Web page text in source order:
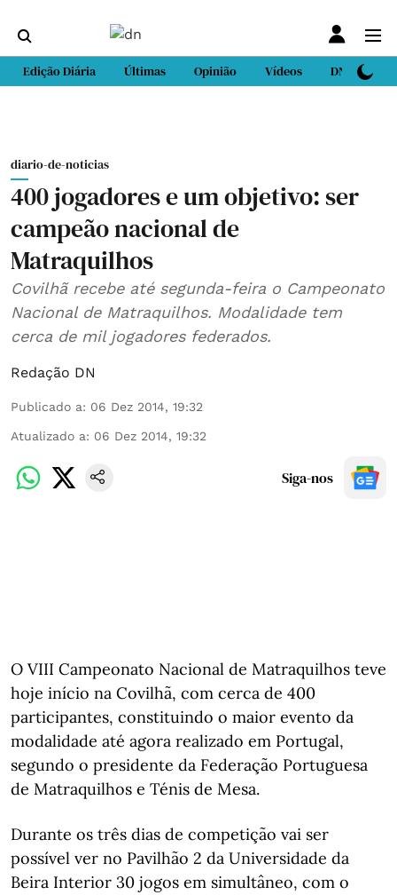
Edição Diária Últimas Opinião Vídeos DN Sport
diario-de-noticias
400 jogadores e um objetivo: ser
campeão nacional de
Matraquilhos
Covilhã recebe até segunda-feira o Campeonato
Nacional de Matraquilhos. Modalidade tem
cerca de mil jogadores federados.
Redação DN
Publicado a: 06 Dez 2014, 19:32
Atualizado a: 06 Dez 2014, 19:32
Siga-nos
O VIII Campeonato Nacional de Matraquilhos teve
hoje início na Covilhã, com cerca de 400
participantes, constituindo o maior evento da
modalidade até agora realizado em Portugal,
segundo o presidente da Federação Portuguesa
de Matraquilhos e Ténis de Mesa.
Durante os três dias de competição vai ser
possível ver no Pavilhão 2 da Universidade da
Beira Interior 30 jogos em simultâneo, com o